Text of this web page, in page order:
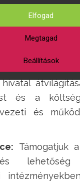
Elfogad
Megtagad
Beállítások
A
határozatok
és a
és
Támogatjuk
és